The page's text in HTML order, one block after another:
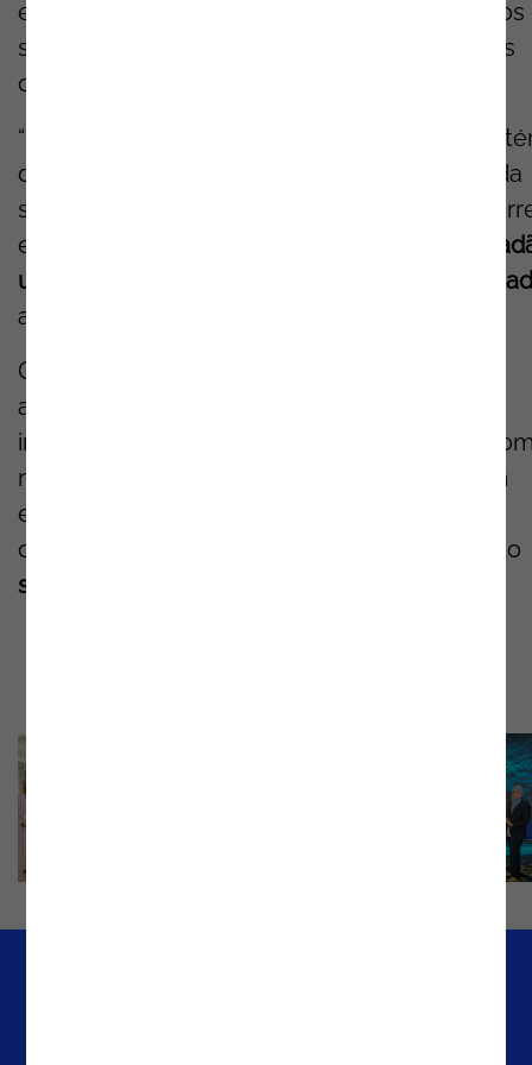
estratégias inovadoras que garantam serviços
saúde digital de elevada qualidade,
alinhados
com as metas da
“Foi interessante perceber a aposta do
da Saúde na transformação digital do setor da
saúde em Omã, com várias iniciativas a
em paralelo que
visam proporcionar aos
um serviço de saúde mais amplo e de
afirma Alberto Jorge Ferreira.
O fórum reuniu profissionais das áreas
administrativa, médica e de enfermagem de
instituições militares e de segurança, bem
representantes do setor privado, criando um
espaço de partilha de conhecimento e de
colaboração entre os vários intervenientes do
setor da saúde